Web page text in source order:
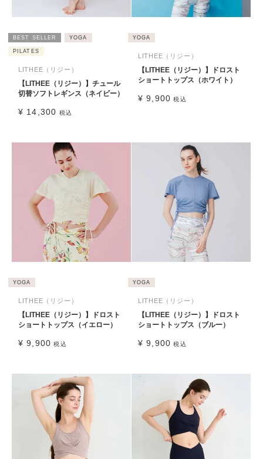
BEST SELLER YOGA
PILATES
LITHEE（リジー）
【LITHEE（リジー）】チュール
切替ソフトレギンス（ネイビー）
¥ 14,300 税込
YOGA
LITHEE（リジー）
【LITHEE（リジー）】ドロスト
ショートトップス（ホワイト）
¥ 9,900 税込
YOGA
LITHEE（リジー）
【LITHEE（リジー）】ドロスト
ショートトップス（イエロー）
¥ 9,900 税込
YOGA
LITHEE（リジー）
【LITHEE（リジー）】ドロスト
ショートトップス（ブルー）
¥ 9,900 税込